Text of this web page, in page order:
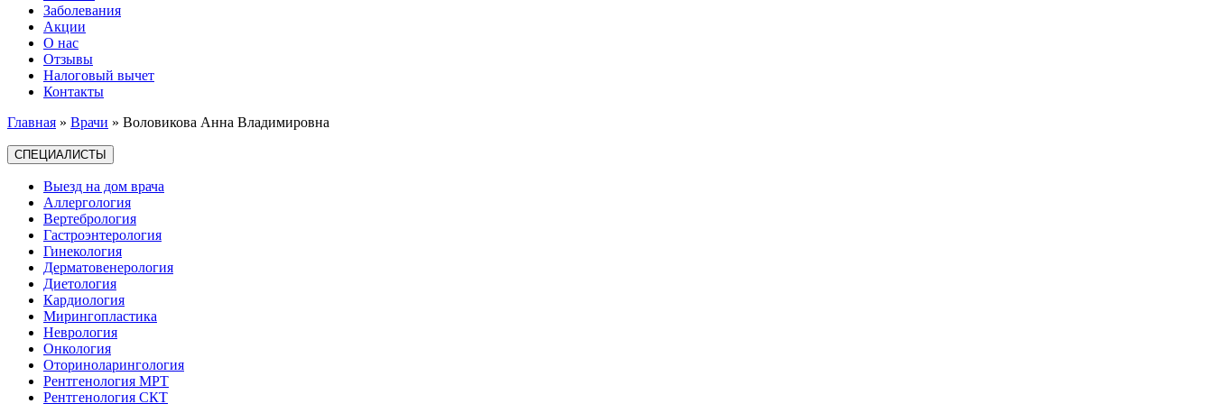
Заболевания
Акции
О нас
Отзывы
Налоговый вычет
Контакты
Главная » Врачи » Воловикова Анна Владимировна
СПЕЦИАЛИСТЫ
Выезд на дом врача
Аллергология
Вертебрология
Гастроэнтерология
Гинекология
Дерматовенерология
Диетология
Кардиология
Мирингопластика
Неврология
Онкология
Оториноларингология
Рентгенология МРТ
Рентгенология СКТ